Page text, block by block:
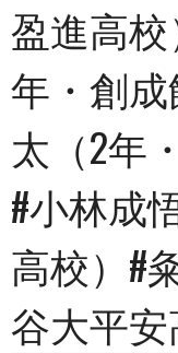
盈進高
年・創
太（2年
#小林成
高校）#
谷大平安